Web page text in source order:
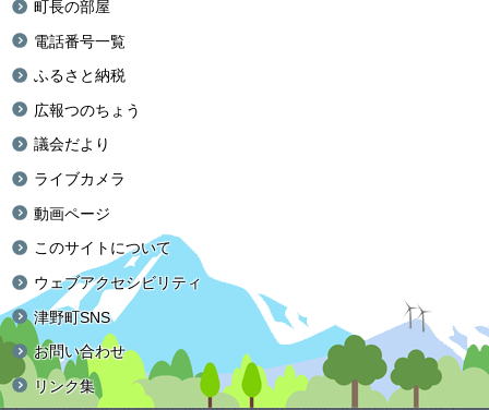
町長の部屋
電話番号一覧
ふるさと納税
広報つのちょう
議会だより
ライブカメラ
動画ページ
このサイトについて
ウェブアクセシビリティ
津野町SNS
お問い合わせ
リンク集